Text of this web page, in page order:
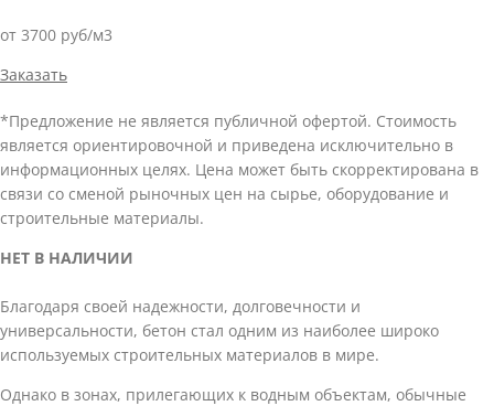
от 3700 руб/м3
Заказать
*Предложение не является публичной офертой. Стоимость
является ориентировочной и приведена исключительно в
информационных целях. Цена может быть скорректирована в
связи со сменой рыночных цен на сырье, оборудование и
строительные материалы.
НЕТ В НАЛИЧИИ
Благодаря своей надежности, долговечности и
универсальности, бетон стал одним из наиболее широко
используемых строительных материалов в мире.
Однако в зонах, прилегающих к водным объектам, обычные